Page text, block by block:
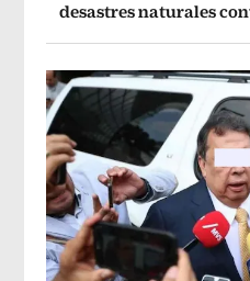
desastres naturales